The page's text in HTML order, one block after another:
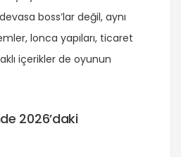
boss’lar değil, aynı
lonca yapıları, ticaret
içerikler de oyunun
2026’daki